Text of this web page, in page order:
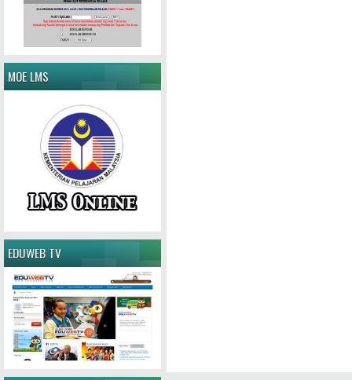
MOE LMS
EDUWEB TV